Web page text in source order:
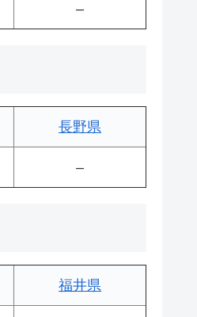
–
長野県
–
福井県